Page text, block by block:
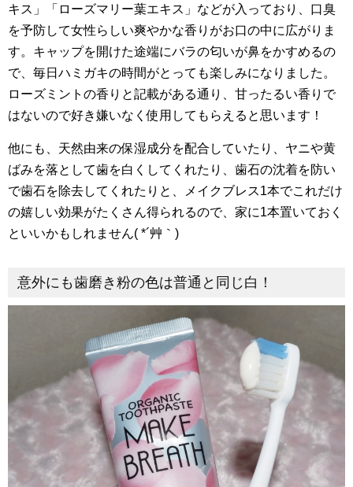
キス」「ローズマリー葉エキス」などが入っており、口臭
を予防して女性らしい爽やかな香りがお口の中に広がりま
す。キャップを開けた途端にバラの匂いが鼻をかすめるの
で、毎日ハミガキの時間がとっても楽しみになりました。
ローズミントの香りと記載がある通り、甘ったるい香りで
はないので好き嫌いなく使用してもらえると思います！
他にも、天然由来の保湿成分を配合していたり、ヤニや黄
ばみを落として歯を白くしてくれたり、歯石の沈着を防い
で歯石を除去してくれたりと、メイクブレス1本でこれだけ
の嬉しい効果がたくさん得られるので、家に1本置いておく
といいかもしれません( *´艸｀)
意外にも歯磨き粉の色は普通と同じ白！